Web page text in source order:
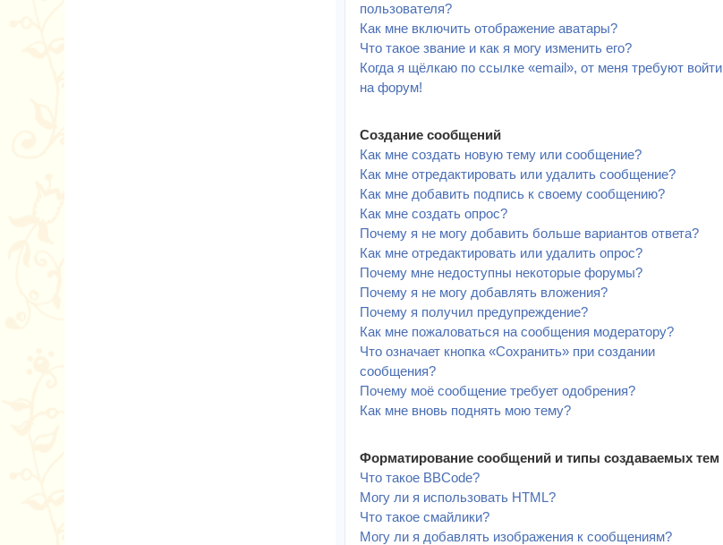
пользователя?
Как мне включить отображение аватары?
Что такое звание и как я могу изменить его?
Когда я щёлкаю по ссылке «email», от меня требуют войти
на форум!
Создание сообщений
Как мне создать новую тему или сообщение?
Как мне отредактировать или удалить сообщение?
Как мне добавить подпись к своему сообщению?
Как мне создать опрос?
Почему я не могу добавить больше вариантов ответа?
Как мне отредактировать или удалить опрос?
Почему мне недоступны некоторые форумы?
Почему я не могу добавлять вложения?
Почему я получил предупреждение?
Как мне пожаловаться на сообщения модератору?
Что означает кнопка «Сохранить» при создании
сообщения?
Почему моё сообщение требует одобрения?
Как мне вновь поднять мою тему?
Форматирование сообщений и типы создаваемых тем
Что такое BBCode?
Могу ли я использовать HTML?
Что такое смайлики?
Могу ли я добавлять изображения к сообщениям?